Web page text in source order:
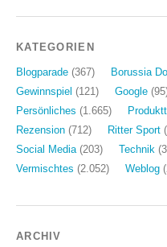
KATEGORIEN
Blogparade (367) Borussia
Gewinnspiel (121) Google
Persönliches (1.665)
Rezension (712) Ritter Sport
Social Media (203) Technik
Vermischtes (2.052) Weblog
ARCHIV